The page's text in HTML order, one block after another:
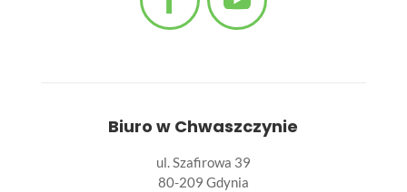
Biuro w Chwaszczynie
ul. Szafirowa 39
80-209 Gdynia